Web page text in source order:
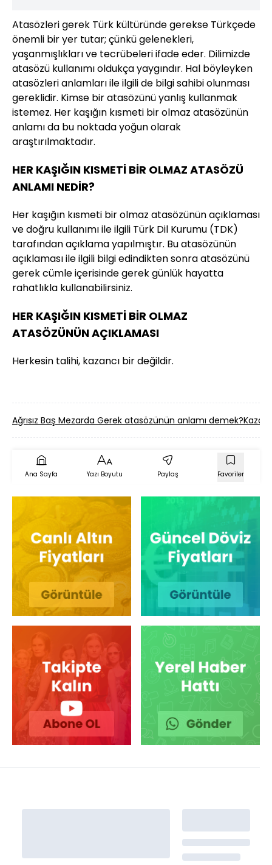
Atasözleri gerek Türk kültüründe gerekse Türkçede
önemli bir yer tutar; çünkü gelenekleri,
yaşanmışlıkları ve tecrübeleri ifade eder. Dilimizde
atasözü kullanımı oldukça yaygındır. Hal böyleyken
atasözleri anlamları ile ilgili de bilgi sahibi olunması
gereklidir. Kimse bir atasözünü yanlış kullanmak
istemez. Her kaşığın kısmeti bir olmaz atasözünün
anlamı da bu noktada yoğun olarak
araştırılmaktadır.
HER KAŞIĞIN KISMETİ BİR OLMAZ ATASÖZÜ
ANLAMI NEDİR?
Her kaşığın kısmeti bir olmaz atasözünün açıklaması
ve doğru kullanımı ile ilgili Türk Dil Kurumu (TDK)
tarafından açıklama yapılmıştır. Bu atasözünün
açıklaması ile ilgili bilgi edindikten sonra atasözünü
gerek cümle içerisinde gerek günlük hayatta
rahatlıkla kullanabilirsiniz.
HER KAŞIĞIN KISMETİ BİR OLMAZ
ATASÖZÜNÜN AÇIKLAMASI
Herkesin talihi, kazancı bir değildir.
Ağrısız Baş Mezarda Gerek atasözünün anlamı demek?
Ana Sayfa Yazı Boyutu Paylaş Favoriler